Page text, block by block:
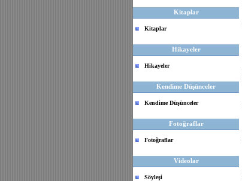
Kitaplar
Kitaplar
Hikayeler
Hikayeler
Kendime Düşünceler
Kendime Düşünceler
Fotoğraflar
Fotoğraflar
Videolar
Söyleşi